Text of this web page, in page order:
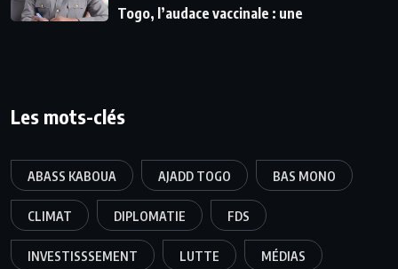
Togo, l’audace vaccinale : une
Les mots-clés
ABASS KABOUA AJADD TOGO BAS MONO
CLIMAT DIPLOMATIE FDS
INVESTISSSEMENT LUTTE MÉDIAS